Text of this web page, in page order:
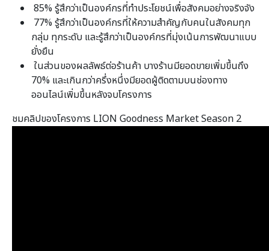
85% รู้สึกว่าเป็นองค์กรที่ทำประโยชน์เพื่อสังคมอย่างจริงจัง
77% รู้สึกว่าเป็นองค์กรที่ให้ความสำคัญกับคนในสังคมทุก
กลุ่ม ทุกระดับ และรู้สึกว่าเป็นองค์กรที่มุ่งเน้นการพัฒนาแบบ
ยั่งยืน
ในส่วนของผลลัพธ์ต่อร้านค้า บางร้านมียอดขายเพิ่มขึ้นถึง
70% และเกินกว่าครึ่งหนึ่งมียอดผู้ติดตามบนช่องทาง
ออนไลน์เพิ่มขึ้นหลังจบโครงการ
ชมคลิปของโครงการ LION Goodness Market Season 2